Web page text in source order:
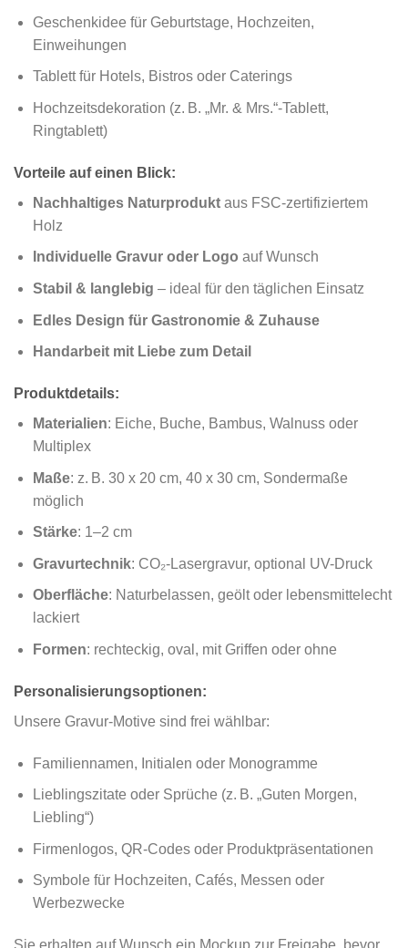
Geschenkidee für Geburtstage, Hochzeiten,
Einweihungen
Tablett für Hotels, Bistros oder Caterings
Hochzeitsdekoration (z. B. „Mr. & Mrs.“-Tablett,
Ringtablett)
Vorteile auf einen Blick:
Nachhaltiges Naturproduktaus FSC-zertifiziertem
Holz
Individuelle Gravur oder Logo auf Wunsch
Stabil & langlebig – ideal für den täglichen Einsatz
Edles Design für Gastronomie & Zuhause
Handarbeit mit Liebe zum Detail
Produktdetails:
Materialien: Eiche, Buche, Bambus, Walnuss oder
Multiplex
Maße: z. B. 30 x 20 cm, 40 x 30 cm, Sondermaße
möglich
Stärke: 1–2 cm
Gravurtechnik: CO₂-Lasergravur, optional UV-Druck
Oberfläche: Naturbelassen, geölt oder lebensmittelecht
lackiert
Formen: rechteckig, oval, mit Griffen oder ohne
Personalisierungsoptionen:
Unsere Gravur-Motive sind frei wählbar:
Familiennamen, Initialen oder Monogramme
Lieblingszitate oder Sprüche (z. B. „Guten Morgen,
Liebling“)
Firmenlogos, QR-Codes oder Produktpräsentationen
Symbole für Hochzeiten, Cafés, Messen oder
Werbezwecke